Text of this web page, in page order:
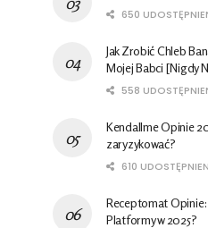
650
Jak Zrobić Chleb
Mojej Babci [Nigdy
558
Kendallme Opinie
zaryzykować?
610
Receptomat
Platformy w 2025?